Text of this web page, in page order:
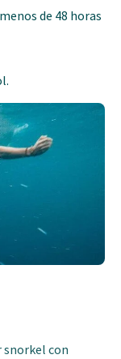
de 48 horas
snorkel con